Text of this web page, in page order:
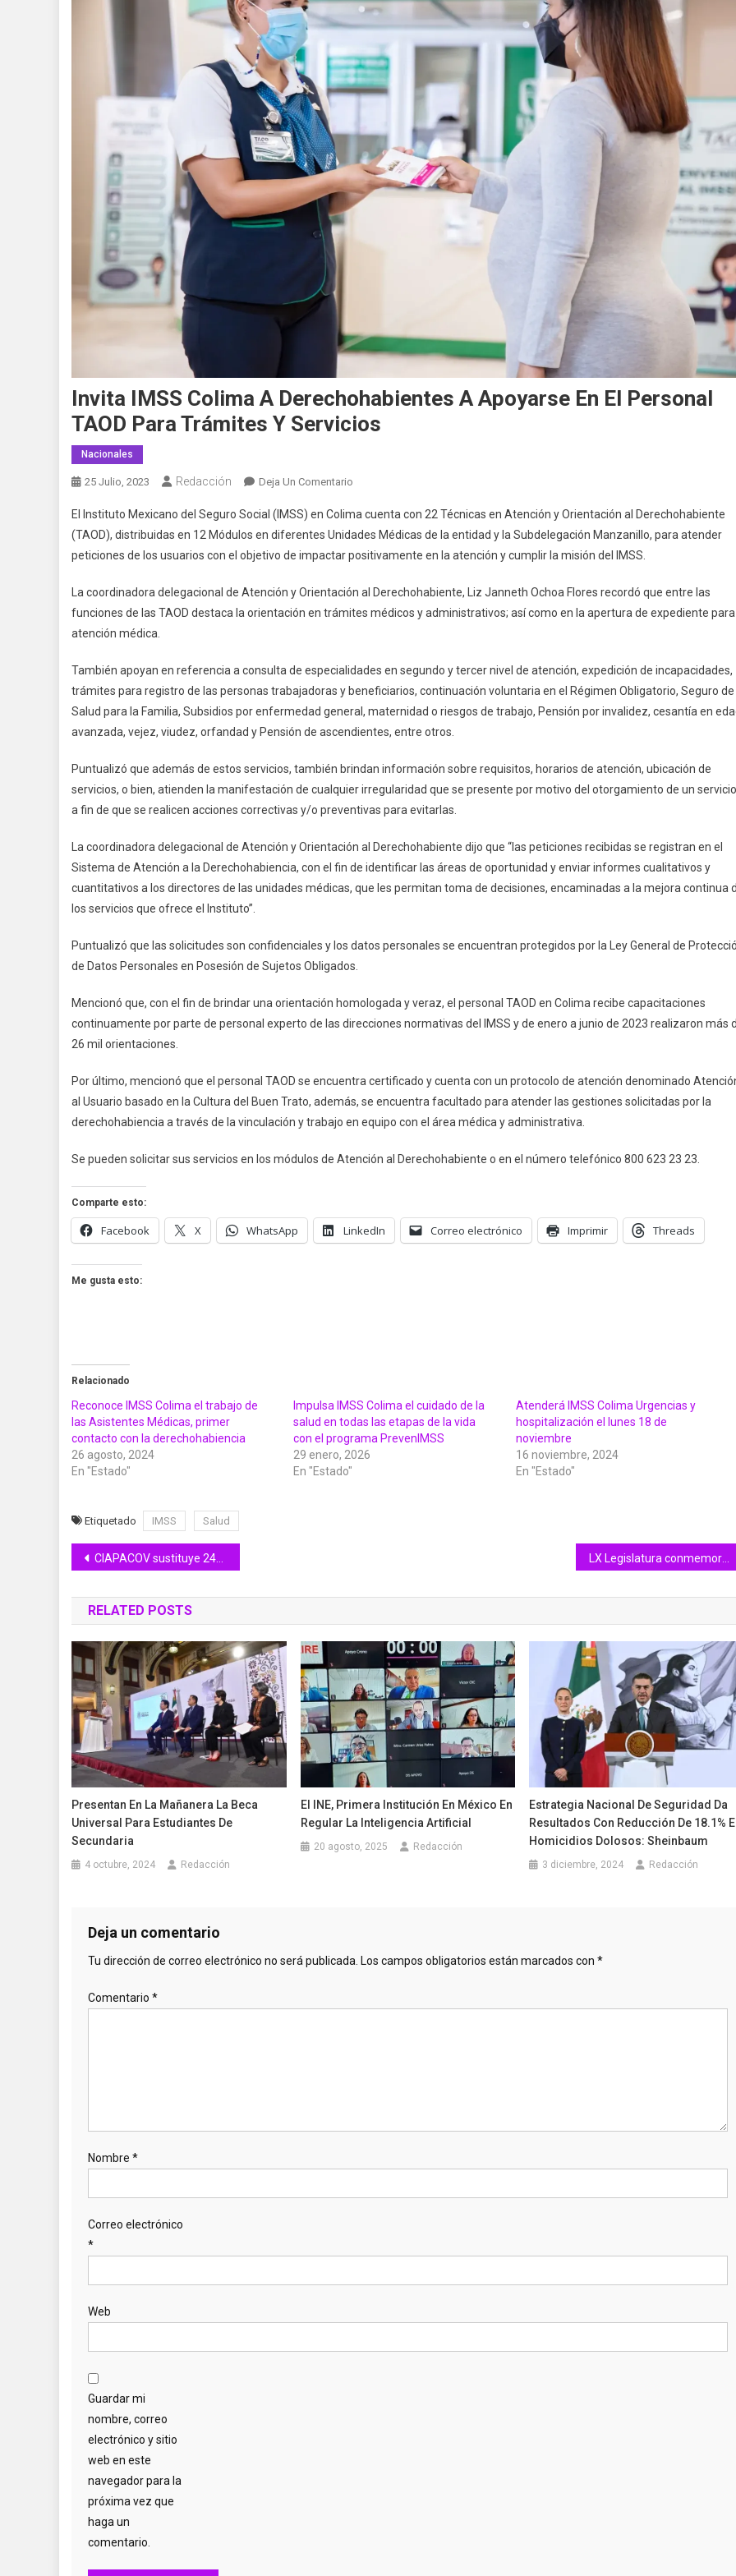
Invita IMSS Colima A Derechohabientes A Apoyarse En El Personal
TAOD Para Trámites Y Servicios
Nacionales
25 Julio, 2023 Redacción Deja Un Comentario
IMSS
Colima
A
A
Apoyarse
Personal
TAOD
Para
Trámites
Servicios
El Instituto Mexicano del Seguro Social (IMSS) en Colima cuenta con 22 Técnicas en Atención y Orientación al Derechohabiente
(TAOD), distribuidas en 12 Módulos en diferentes Unidades Médicas de la entidad y la Subdelegación Manzanillo, para atender
peticiones de los usuarios con el objetivo de impactar positivamente en la atención y cumplir la misión del IMSS.
La coordinadora delegacional de Atención y Orientación al Derechohabiente, Liz Janneth Ochoa Flores recordó que entre las
funciones de las TAOD destaca la orientación en trámites médicos y administrativos; así como en la apertura de expediente para
atención médica.
También apoyan en referencia a consulta de especialidades en segundo y tercer nivel de atención, expedición de incapacidades,
trámites para registro de las personas trabajadoras y beneficiarios, continuación voluntaria en el Régimen Obligatorio, Seguro de
Salud para la Familia, Subsidios por enfermedad general, maternidad o riesgos de trabajo, Pensión por invalidez, cesantía en
avanzada, vejez, viudez, orfandad y Pensión de ascendientes, entre otros.
Puntualizó que además de estos servicios, también brindan información sobre requisitos, horarios de atención, ubicación de
servicios, o bien, atienden la manifestación de cualquier irregularidad que se presente por motivo del otorgamiento de un
a fin de que se realicen acciones correctivas y/o preventivas para evitarlas.
La coordinadora delegacional de Atención y Orientación al Derechohabiente dijo que “las peticiones recibidas se registran en el
Sistema de Atención a la Derechohabiencia, con el fin de identificar las áreas de oportunidad y enviar informes cualitativos y
cuantitativos a los directores de las unidades médicas, que les permitan toma de decisiones, encaminadas a la mejora continua
los servicios que ofrece el Instituto”.
Puntualizó que las solicitudes son confidenciales y los datos personales se encuentran protegidos por la Ley General de
de Datos Personales en Posesión de Sujetos Obligados.
Mencionó que, con el fin de brindar una orientación homologada y veraz, el personal TAOD en Colima recibe capacitaciones
continuamente por parte de personal experto de las direcciones normativas del IMSS y de enero a junio de 2023 realizaron más
26 mil orientaciones.
Por último, mencionó que el personal TAOD se encuentra certificado y cuenta con un protocolo de atención denominado
al Usuario basado en la Cultura del Buen Trato, además, se encuentra facultado para atender las gestiones solicitadas por la
derechohabiencia a través de la vinculación y trabajo en equipo con el área médica y administrativa.
Se pueden solicitar sus servicios en los módulos de Atención al Derechohabiente o en el número telefónico 800 623 23 23.
Comparte esto:
Facebook X WhatsApp LinkedIn Correo electrónico Imprimir Threads
Me gusta esto:
Relacionado
Reconoce IMSS Colima el trabajo de
las Asistentes Médicas, primer
contacto con la derechohabiencia
26 agosto, 2024
En "Estado"
Impulsa IMSS Colima el cuidado de la
salud en todas las etapas de la vida
con el programa PrevenIMSS
29 enero, 2026
En "Estado"
Atenderá IMSS Colima Urgencias y
hospitalización el lunes 18 de
noviembre
16 noviembre, 2024
En "Estado"
Etiquetado IMSS Salud
Navegación
de
entradas
CIAPACOV sustituye 24m de la red de drenaje de la colonia La Virgencita en Colima
RELATED POSTS
Presentan En La Mañanera La Beca
Universal Para Estudiantes De
Secundaria
4 octubre, 2024 Redacción
El INE, Primera Institución En México En
Regular La Inteligencia Artificial
20 agosto, 2025 Redacción
Estrategia Nacional De Seguridad Da
Resultados Con Reducción De 18.1%
Homicidios Dolosos: Sheinbaum
3 diciembre, 2024 Redacción
Deja un comentario
Tu dirección de correo electrónico no será publicada. Los campos obligatorios están marcados con *
Comentario *
Nombre *
Correo electrónico
*
Web
Guardar mi
nombre, correo
electrónico y sitio
web en este
navegador para la
próxima vez que
haga un
comentario.